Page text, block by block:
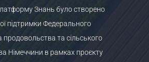
Знань було створено
підтримки Федерального
продовольства та сільського
Німеччини в рамках проєкту